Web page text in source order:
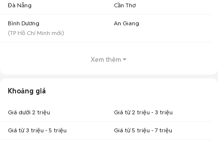
Đà Nẵng Cần Thơ
Bình Dương
(TP Hồ Chí Minh mới)
An Giang
Xem thêm
Khoảng giá
Giá dưới 2 triệu Giá từ 2 triệu - 3 triệu
Giá từ 3 triệu - 5 triệu Giá từ 5 triệu - 7 triệu